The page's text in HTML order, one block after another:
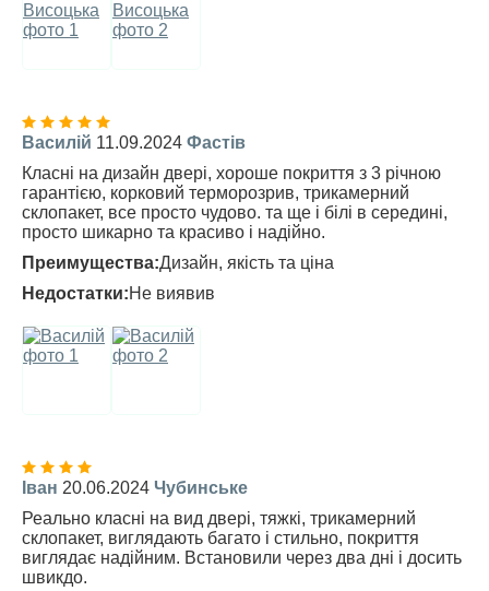
Василій 11.09.2024 Фастів
Класні на дизайн двері, хороше покриття з 3 річною
гарантією, корковий терморозрив, трикамерний
склопакет, все просто чудово. та ще і білі в середині,
просто шикарно та красиво і надійно.
Преимущества:Дизайн, якість та ціна
Недостатки:Не виявив
Іван 20.06.2024 Чубинське
Реально класні на вид двері, тяжкі, трикамерний
склопакет, виглядають багато і стильно, покриття
виглядає надійним. Встановили через два дні і досить
швикдо.